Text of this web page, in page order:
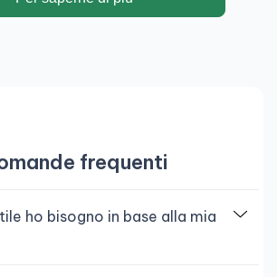
frequenti
ho bisogno in base alla mia